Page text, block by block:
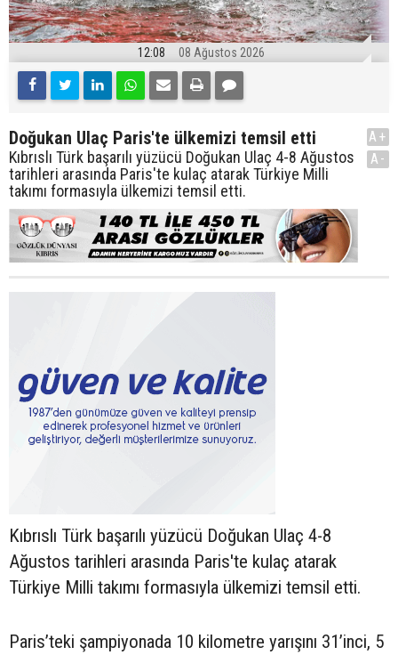
12:08 08 Ağustos 2026
Doğukan Ulaç Paris'te ülkemizi temsil etti
Kıbrıslı Türk başarılı yüzücü Doğukan Ulaç 4-8 Ağustos
tarihleri arasında Paris'te kulaç atarak Türkiye Milli
takımı formasıyla ülkemizi temsil etti.
A+
A-
Kıbrıslı Türk başarılı yüzücü Doğukan Ulaç 4-8
Ağustos tarihleri arasında Paris'te kulaç atarak
Türkiye Milli takımı formasıyla ülkemizi temsil etti.
Paris’teki şampiyonada 10 kilometre yarışını 31’inci, 5